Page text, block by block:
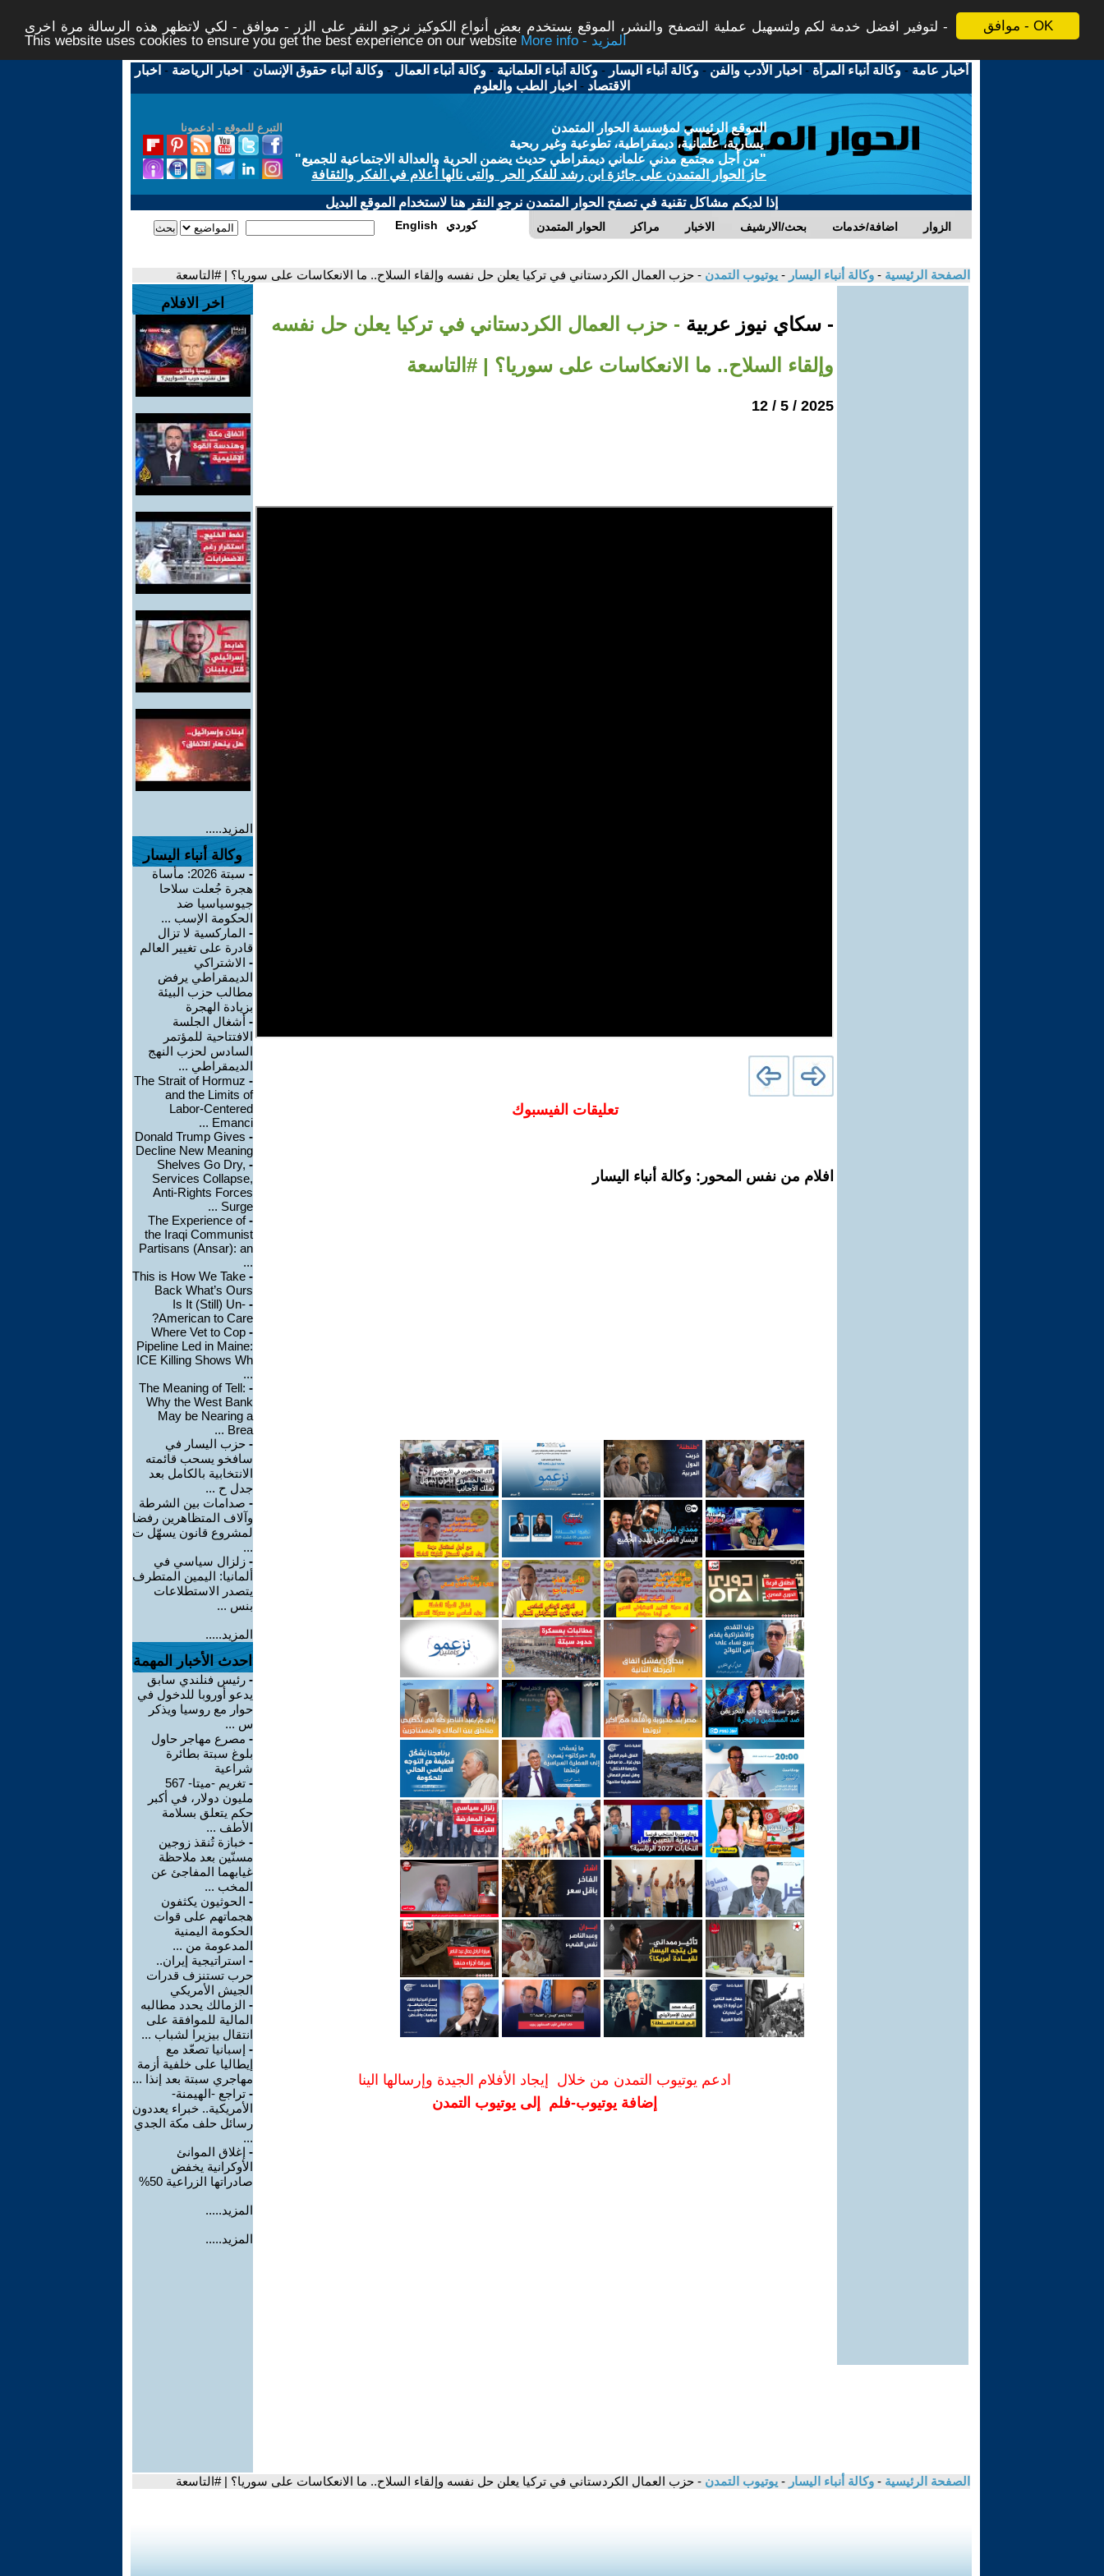
موافق - OK
لتوفير افضل خدمة لكم ولتسهيل عملية التصفح والنشر، الموقع يستخدم بعض أنواع الكوكيز نرجو النقر على الزر - موافق - لكي لاتظهر هذه الرسالة مرة اخرى -
This website uses cookies to ensure you get the best experience on our website
More info - المزيد
أخبار عامة -وكالة أنباء المرأة - اخبار الأدب والفن -وكالة أنباء اليسار -وكالة أنباء العلمانية -وكالة أنباء العمال -وكالة أنباء حقوق الإنسان - اخبار الرياضة - اخبار
الاقتصاد - اخبار الطب والعلوم
التبرع للموقع - ادعمونا
الموقع الرئيسي لمؤسسة الحوار المتمدن
يسارية، علمانية، ديمقراطية، تطوعية وغير ربحية
"من أجل مجتمع مدني علماني ديمقراطي حديث يضمن الحرية والعدالة الاجتماعية للجميع"
حاز الحوار المتمدن على جائزة ابن رشد للفكر الحر والتى نالها أعلام في الفكر والثقافة
إذا لديكم مشاكل تقنية في تصفح الحوار المتمدن نرجو النقر هنا لاستخدام الموقع البديل
الحوار المتمدن مراكز الاخبار بحث/الارشيف اضافة/خدمات الزوار English كوردي
الصفحة الرئيسية - وكالة أنباء اليسار - يوتيوب التمدن - حزب العمال الكردستاني في تركيا يعلن حل نفسه وإلقاء السلاح.. ما الانعكاسات على سوريا؟ | #التاسعة
- سكاي نيوز عربية - حزب العمال الكردستاني في تركيا يعلن حل نفسه
وإلقاء السلاح.. ما الانعكاسات على سوريا؟ | #التاسعة
2025 / 5 / 12
تعليقات الفيسبوك
افلام من نفس المحور: وكالة أنباء اليسار
ادعم يوتيوب التمدن من خلال إيجاد الأفلام الجيدة وإرسالها الينا
إضافة يوتيوب-فلم إلى يوتيوب التمدن
اخر الافلام
المزيد.....
وكالة أنباء اليسار
-
سبتة 2026: مأساة
هجرة جُعلت سلاحا
جيوسياسيا ضد
الحكومة الإسب ...
- الماركسية لا تزال
قادرة على تغيير العالم
- الاشتراكي
الديمقراطي يرفض
مطالب حزب البيئة
بزيادة الهجرة
- أشغال الجلسة
الافتتاحية للمؤتمر
السادس لحزب النهج
الديمقراطي ...
-
The Strait of Hormuz
and the Limits of
Labor-Centered
Emanci ...
-
Donald Trump Gives
Decline New Meaning
-
Shelves Go Dry,
Services Collapse,
Anti-Rights Forces
Surge ...
-
The Experience of
the Iraqi Communist
Partisans (Ansar): an
...
-
This is How We Take
Back What’s Ours
-
Is It (Still) Un-
American to Care?
-
Where Vet to Cop
Pipeline Led in Maine:
ICE Killing Shows Wh
...
-
The Meaning of Tell:
Why the West Bank
May be Nearing a
Brea ...
- حزب اليسار في
سافخو يسحب قائمته
الانتخابية بالكامل بعد
جدل ح ...
- صدامات بين الشرطة
وآلاف المتظاهرين رفضا
لمشروع قانون يسهّل ت
...
- زلزال سياسي في
ألمانيا: اليمين المتطرف
يتصدر الاستطلاعات
بنس ...
المزيد.....
احدث الأخبار المهمة
- رئيس فنلندي سابق
يدعو أوروبا للدخول في
حوار مع روسيا ويذكر
س ...
- مصرع مهاجر حاول
بلوغ سبتة بطائرة
شراعية
-
تغريم -ميتا- 567
مليون دولار، في أكبر
حكم يتعلق بسلامة
الأطف ...
- خبازة تُنقذ زوجين
مسنّين بعد ملاحظة
غيابهما المفاجئ عن
المخب ...
- الحوثيون يكثفون
هجماتهم على قوات
الحكومة اليمنية
المدعومة من ...
- استراتيجية إيران..
حرب تستنزف قدرات
الجيش الأمريكي
- الزمالك يحدد مطالبه
المالية للموافقة على
انتقال بيزيرا لشباب ...
- إسبانيا تصعّد مع
إيطاليا على خلفية أزمة
مهاجري سبتة بعد إنذا ...
- تراجع -الهيمنة-
الأمريكية.. خبراء يعددون
رسائل حلف مكة الجدي
...
- إغلاق الموانئ
الأوكرانية يخفض
صادراتها الزراعية 50%
المزيد.....
المزيد.....
الصفحة الرئيسية - وكالة أنباء اليسار - يوتيوب التمدن - حزب العمال الكردستاني في تركيا يعلن حل نفسه وإلقاء السلاح.. ما الانعكاسات على سوريا؟ | #التاسعة